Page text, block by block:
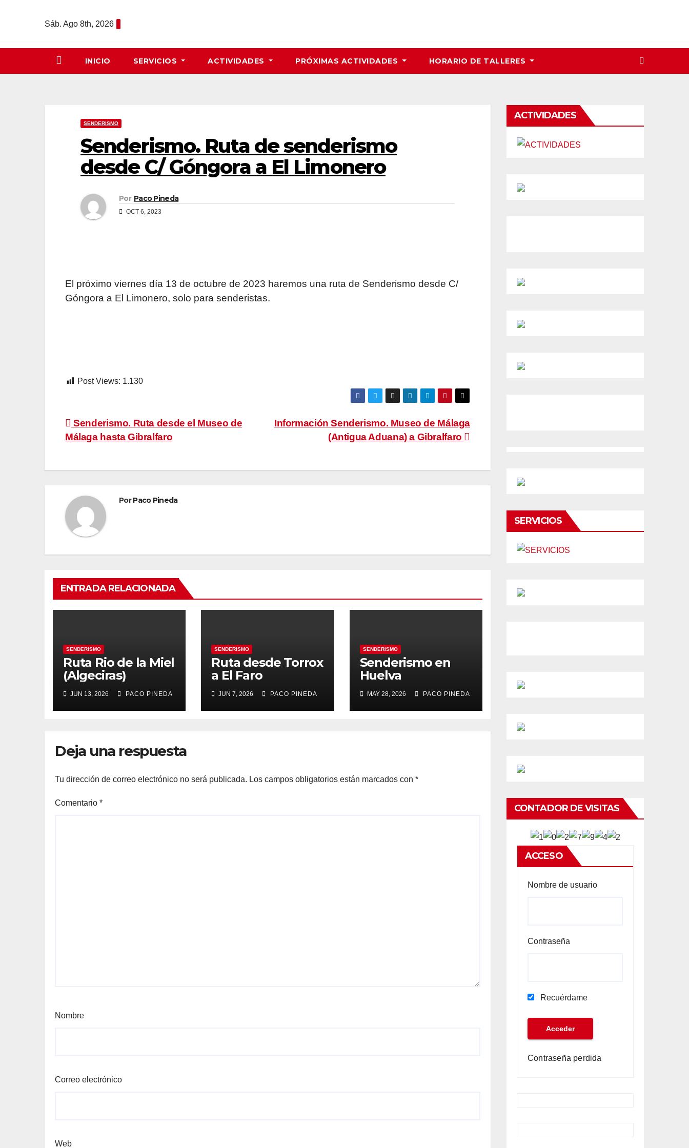
Sáb. Ago 8th, 2026
INICIO SERVICIOS ACTIVIDADES PRÓXIMAS ACTIVIDADES HORARIO DE TALLERES
SENDERISMO
Senderismo. Ruta de senderismo
desde C/ Góngora a El Limonero
Por Paco Pineda
OCT 6, 2023
El próximo viernes día 13 de octubre de 2023 haremos una ruta de Senderismo desde C/
Góngora a El Limonero, solo para senderistas.
Post Views: 1.130
Navegación
de
entradas
Información Senderismo. Museo de Málaga
(Antigua Aduana) a Gibralfaro
Senderismo. Ruta desde el Museo de
Málaga hasta Gibralfaro
PorPaco Pineda
ENTRADA RELACIONADA
SENDERISMO
Ruta Rio de la Miel
(Algeciras)
JUN 13, 2026 PACO PINEDA
SENDERISMO
Ruta desde Torrox
a El Faro
JUN 7, 2026 PACO PINEDA
SENDERISMO
Senderismo en
Huelva
MAY 28, 2026 PACO PINEDA
Deja una respuesta
Tu dirección de correo electrónico no será publicada. Los campos obligatorios están marcados con *
Comentario *
Nombre
Correo electrónico
Web
ACTIVIDADES
SERVICIOS
CONTADOR DE VISITAS
ACCESO
Nombre de usuario
Contraseña
Recuérdame
Contraseña perdida